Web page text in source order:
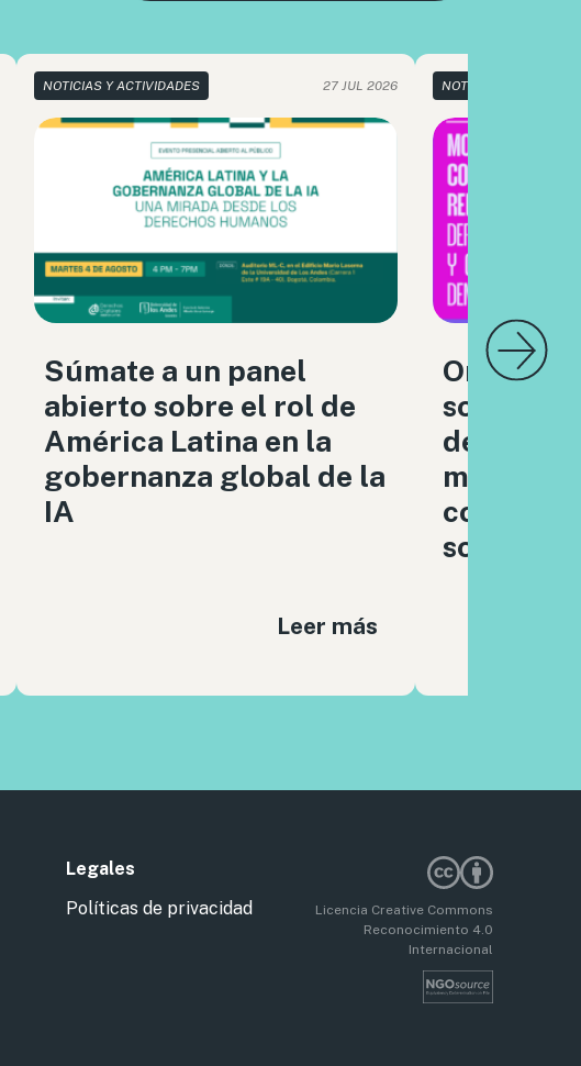
NOTICIAS Y ACTIVIDADES 27 JUL 2026
Súmate a un panel
abierto sobre el rol de
América Latina en la
gobernanza global de la
IA
Leer más
NOTICIAS Y
sociedad
sociales
Legales
Políticas de privacidad
Licencia Creative Commons
Reconocimiento 4.0
Internacional